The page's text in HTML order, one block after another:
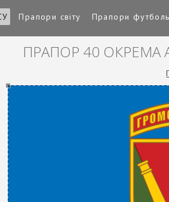
Прапори світу Прапори
ПРАПОР 40 ОКРЕМА